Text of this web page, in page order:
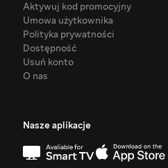
Aktywuj kod promocyjny
Umowa użytkownika
Polityka prywatności
Dostępność
Usuń konto
O nas
Nasze aplikacje